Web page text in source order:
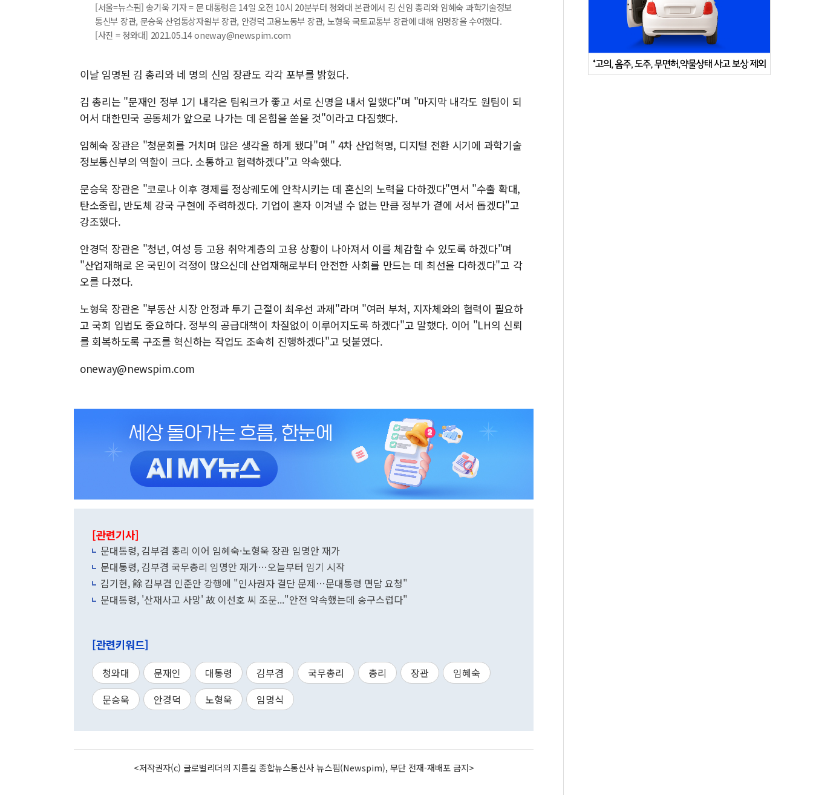
[서울=뉴스핌] 송기욱 기자 = 문 대통령은 14일 오전 10시 20분부터 청와대 본관에서 김 신임 총리와 임혜숙 과학기술정보
통신부 장관, 문승욱 산업통상자원부 장관, 안경덕 고용노동부 장관, 노형욱 국토교통부 장관에 대해 임명장을 수여했다.
[사진 = 청와대] 2021.05.14 oneway@newspim.com
이날 임명된 김 총리와 네 명의 신임 장관도 각각 포부를 밝혔다.
김 총리는 "문재인 정부 1기 내각은 팀워크가 좋고 서로 신명을 내서 일했다"며 "마지막 내각도 원팀이 되
어서 대한민국 공동체가 앞으로 나가는 데 온힘을 쏟을 것"이라고 다짐했다.
임혜숙 장관은 "청문회를 거치며 많은 생각을 하게 됐다"며 " 4차 산업혁명, 디지털 전환 시기에 과학기술
정보통신부의 역할이 크다. 소통하고 협력하겠다"고 약속했다.
문승욱 장관은 "코로나 이후 경제를 정상궤도에 안착시키는 데 혼신의 노력을 다하겠다"면서 "수출 확대,
탄소중립, 반도체 강국 구현에 주력하겠다. 기업이 혼자 이겨낼 수 없는 만큼 정부가 곁에 서서 돕겠다"고
강조했다.
안경덕 장관은 "청년, 여성 등 고용 취약계층의 고용 상황이 나아져서 이를 체감할 수 있도록 하겠다"며
"산업재해로 온 국민이 걱정이 많으신데 산업재해로부터 안전한 사회를 만드는 데 최선을 다하겠다"고 각
오를 다졌다.
노형욱 장관은 "부동산 시장 안정과 투기 근절이 최우선 과제"라며 "여러 부처, 지자체와의 협력이 필요하
고 국회 입법도 중요하다. 정부의 공급대책이 차질없이 이루어지도록 하겠다"고 말했다. 이어 "LH의 신뢰
를 회복하도록 구조를 혁신하는 작업도 조속히 진행하겠다"고 덧붙였다.
oneway@newspim.com
[관련기사]
문대통령, 김부겸 총리 이어 임혜숙·노형욱 장관 임명안 재가
문대통령, 김부겸 국무총리 임명안 재가…오늘부터 임기 시작
김기현, 餘 김부겸 인준안 강행에 "인사권자 결단 문제…문대통령 면담 요청"
문대통령, '산재사고 사망' 故 이선호 씨 조문..."안전 약속했는데 송구스럽다"
[관련키워드]
청와대 문재인 대통령 김부겸 국무총리 총리 장관
임혜숙
문승욱
안경덕 노형욱 임명식
<저작권자(c) 글로벌리더의 지름길 종합뉴스통신사 뉴스핌(Newspim), 무단 전재-재배포 금지>